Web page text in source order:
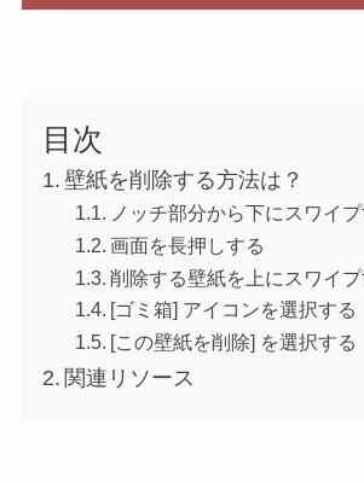
目次
壁紙を削除する方法は？
ノッチ部分から下にスワイ
画面を長押しする
削除する壁紙を上にスワイプ
[ゴミ箱] アイコンを選択する
[この壁紙を削除] を選択する
関連リソース